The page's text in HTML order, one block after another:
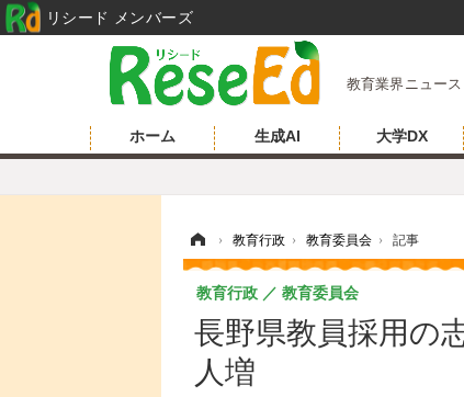
教育業界ニュース
ホーム 生成AI 大学DX
› 教育行政 › 教育委員会 › 記事
長野県教員採用の
人増
教育行政 教育委員会
リシード メンバーズ